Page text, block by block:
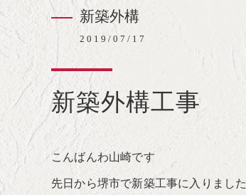
新築外構
2019/07/17
新築外構工事
こんばんわ山崎です
先日から堺市で新築工事に入りました